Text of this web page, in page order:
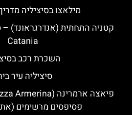
מילאצו בסיציליה
Catania
השכרת רכב
סיציליה עיר
פסיפסים מרשימים